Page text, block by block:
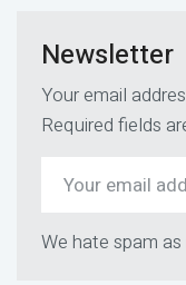
Newsletter
Your email
Required fields
We hate spam